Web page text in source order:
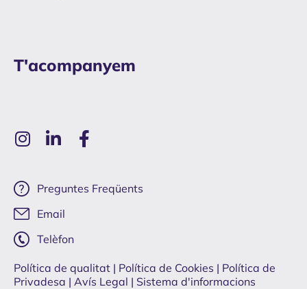
Política de qualitat | Política de Cookies | Política de
Privadesa | Avís Legal | Sistema d'informacions
T'acompanyem
Preguntes Freqüents
Email
Telèfon